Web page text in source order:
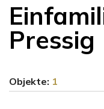
Pressig
Objekte: 1